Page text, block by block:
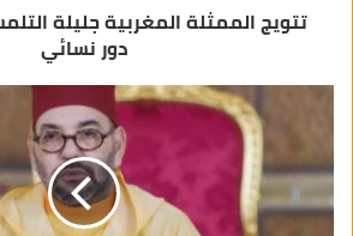
تتويج الممثلة المغربية جليلة
دور نسائي